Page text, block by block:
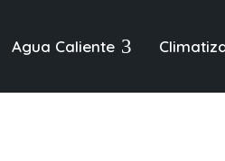
3
Agua Caliente